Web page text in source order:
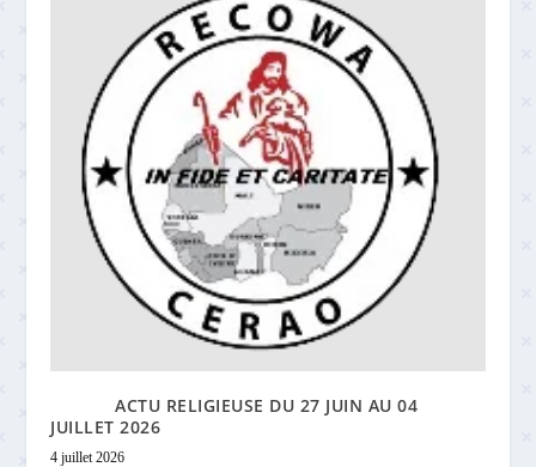
ACTU RELIGIEUSE DU 27 JUIN AU 04
JUILLET 2026
4 juillet 2026